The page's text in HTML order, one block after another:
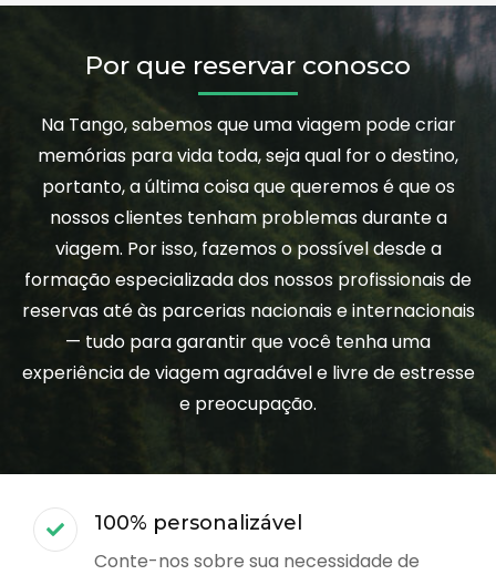
Por que reservar conosco
Na Tango, sabemos que uma viagem pode criar
memórias para vida toda, seja qual for o destino,
portanto, a última coisa que queremos é que os
nossos clientes tenham problemas durante a
viagem. Por isso, fazemos o possível desde a
formação especializada dos nossos profissionais de
reservas até às parcerias nacionais e internacionais
— tudo para garantir que você tenha uma
experiência de viagem agradável e livre de estresse
e preocupação.
100% personalizável
Conte-nos sobre sua necessidade de